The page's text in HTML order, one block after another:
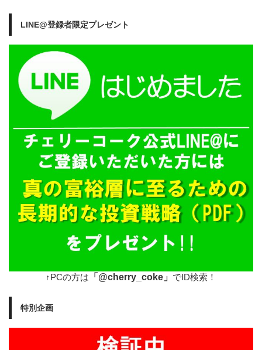
LINE@登録者限定プレゼント
↑PCの方は 「@cherry_coke」 でID検索！
特別企画